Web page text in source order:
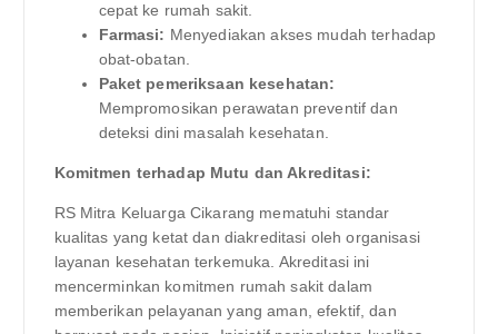
cepat ke rumah sakit.
Farmasi: Menyediakan akses mudah terhadap
obat-obatan.
Paket pemeriksaan kesehatan:
Mempromosikan perawatan preventif dan
deteksi dini masalah kesehatan.
Komitmen terhadap Mutu dan Akreditasi:
RS Mitra Keluarga Cikarang mematuhi standar
kualitas yang ketat dan diakreditasi oleh organisasi
layanan kesehatan terkemuka. Akreditasi ini
mencerminkan komitmen rumah sakit dalam
memberikan pelayanan yang aman, efektif, dan